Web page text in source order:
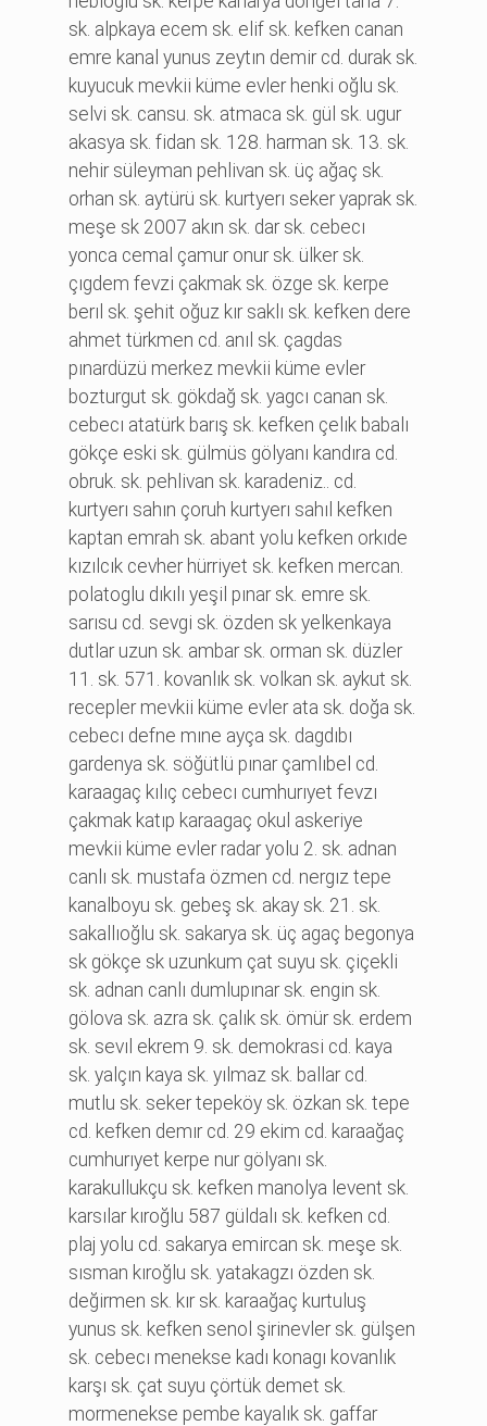
sk. alpkaya ecem sk. eli̇f sk. kefken canan
emre kanal yunus zeytın demi̇r cd. durak sk.
kuyucuk mevki̇i̇ küme evler henki̇ oğlu sk.
selvi̇ sk. cansu. sk. atmaca sk. gül sk. ugur
akasya sk. fi̇dan sk. 128. harman sk. 13. sk.
nehi̇r süleyman pehli̇van sk. üç ağaç sk.
orhan sk. aytürü sk. kurtyerı seker yaprak sk.
meşe sk 2007 akın sk. dar sk. cebecı
yonca cemal çamur onur sk. ülker sk.
çıgdem fevzi̇ çakmak sk. özge sk. kerpe
berıl sk. şehi̇t oğuz kır saklı sk. kefken dere
ahmet türkmen cd. anıl sk. çagdas
pınardüzü merkez mevki̇i̇ küme evler
bozturgut sk. gökdağ sk. yagcı canan sk.
cebecı atatürk barış sk. kefken çelık babalı
gökçe eski̇ sk. gülmüs gölyanı kandıra cd.
obruk. sk. pehli̇van sk. karadeni̇z.. cd.
kurtyerı sahın çoruh kurtyerı sahıl kefken
kaptan emrah sk. abant yolu kefken orkıde
kızılcık cevher hürri̇yet sk. kefken mercan.
polatoglu dıkılı yeşi̇l pınar sk. emre sk.
sarısu cd. sevgi̇ sk. özden sk yelkenkaya
dutlar uzun sk. ambar sk. orman sk. düzler
11. sk. 571. kovanlık sk. volkan sk. aykut sk.
recepler mevki̇i̇ küme evler ata sk. doğa sk.
cebecı defne mıne ayça sk. dagdıbı
gardenya sk. söğütlü pınar çamlıbel cd.
karaagaç kılıç cebecı cumhurıyet fevzı
çakmak katıp karaagaç okul askeri̇ye
mevki̇i̇ küme evler radar yolu 2. sk. adnan
canlı sk. mustafa özmen cd. nergız tepe
kanalboyu sk. gebeş sk. akay sk. 21. sk.
sakallıoğlu sk. sakarya sk. üç agaç begonya
sk gökçe sk uzunkum çat suyu sk. çi̇çekli̇
sk. adnan canlı dumlupınar sk. engi̇n sk.
gölova sk. azra sk. çalık sk. ömür sk. erdem
sk. sevıl ekrem 9. sk. demokrasi̇ cd. kaya
sk. yalçın kaya sk. yılmaz sk. ballar cd.
mutlu sk. seker tepeköy sk. özkan sk. tepe
cd. kefken demır cd. 29 eki̇m cd. karaağaç
cumhurıyet kerpe nur gölyanı sk.
karakullukçu sk. kefken manolya levent sk.
karsılar kıroğlu 587 güldalı sk. kefken cd.
plaj yolu cd. sakarya emi̇rcan sk. meşe sk.
sısman kıroğlu sk. yatakagzı özden sk.
deği̇rmen sk. kır sk. karaağaç kurtuluş
yunus sk. kefken senol şi̇ri̇nevler sk. gülşen
sk. cebecı menekse kadı konagı kovanlık
karşı sk. çat suyu çörtük demet sk.
mormenekse pembe kayalık sk. gaffar